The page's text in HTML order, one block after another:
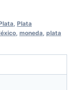
Plata
moneda plata